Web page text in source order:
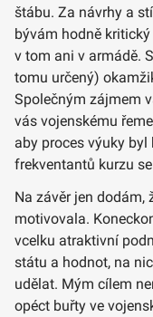
štábu. Za návrhy a
bývám hodně
v tom ani v armádě.
tomu určený)
Společným zájmem
vás vojenskému
aby proces výuky
frekventantů kurzu
Na závěr jen dodám,
motivovala.
vcelku atraktivní
státu a hodnot, na
udělat. Mým cílem
opéct buřty ve